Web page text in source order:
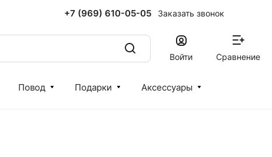
+7 (969) 610-05-05 Заказать звонок
Войти Сравнение
Повод Подарки Аксессуары